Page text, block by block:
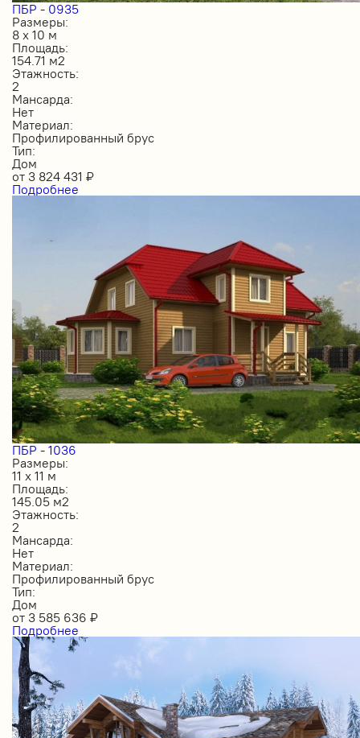
ПБР - 0935
Размеры:
8 х 10 м
Площадь:
154.71 м2
Этажность:
2
Мансарда:
Нет
Материал:
Профилированный брус
Тип:
Дом
от 3 824 431 ₽
Подробнее
ПБР - 1036
Размеры:
11 х 11 м
Площадь:
145.05 м2
Этажность:
2
Мансарда:
Нет
Материал:
Профилированный брус
Тип:
Дом
от 3 585 636 ₽
Подробнее